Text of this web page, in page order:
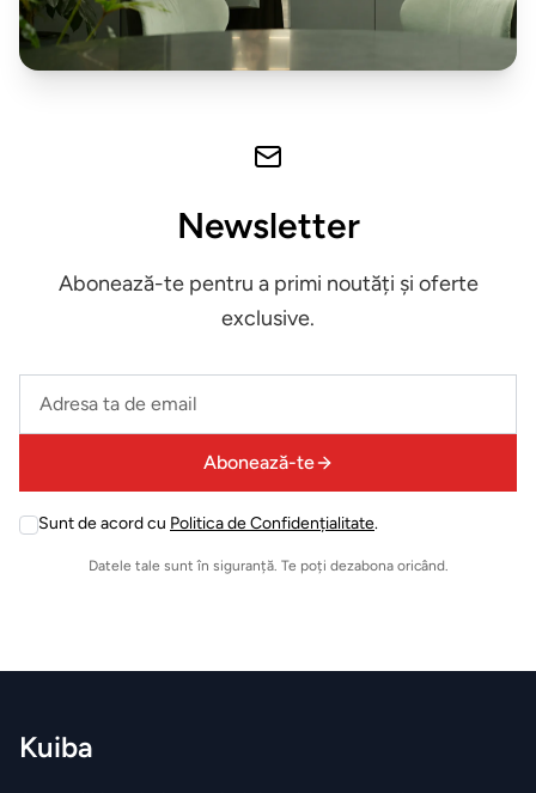
Expuse in
Iluminat
Mobilier
exterior
ZONA
LIVING
Masute
cafea
Newsletter
Abonează-te pentru a primi noutăți și oferte
exclusive.
this
Leave
Abonează-te
Sunt de acord cu Politica de Confidențialitate.
Datele tale sunt în siguranță. Te poți dezabona oricând.
Kuiba